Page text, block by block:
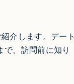
介します。デート
、訪問前に知り